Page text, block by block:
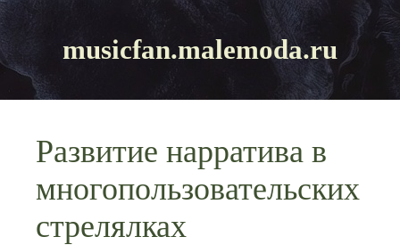
musicfan.malemoda.ru
Развитие нарратива в
многопользовательских
стрелялках